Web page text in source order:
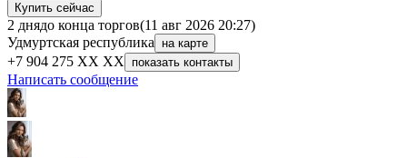
Купить сейчас
2 днядо конца торгов(11 авг 2026 20:27)
Удмуртская республика
на карте
+7 904 275 XX XX показать контакты
Написать сообщение